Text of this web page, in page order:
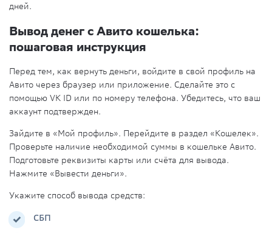
дней.
Вывод денег с Авито кошелька:
пошаговая инструкция
Перед тем, как вернуть деньги, войдите в свой профиль на
Авито через браузер или приложение. Сделайте это с
помощью VK ID или по номеру телефона. Убедитесь, что ваш
аккаунт подтвержден.
Зайдите в «Мой профиль». Перейдите в раздел «Кошелек».
Проверьте наличие необходимой суммы в кошельке Авито.
Подготовьте реквизиты карты или счёта для вывода.
Нажмите «Вывести деньги».
Укажите способ вывода средств:
СБП